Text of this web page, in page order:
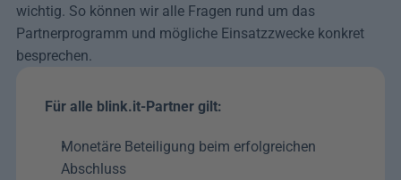
wichtig. So können wir alle Fragen rund um das
Partnerprogramm und mögliche Einsatzzwecke konkret
besprechen.
Für alle blink.it-Partner gilt:
Monetäre Beteiligung beim erfolgreichen
Abschluss